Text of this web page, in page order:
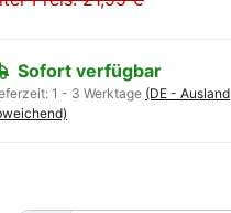
Sofort verfügbar
1 - 3 Werktage (DE - Ausland